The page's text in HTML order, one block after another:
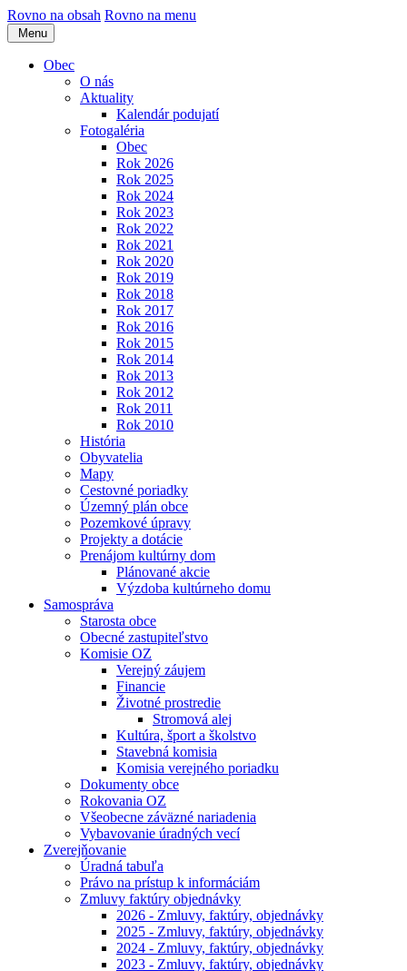
Rovno na obsah Rovno na menu
Menu
Obec
O nás
Aktuality
Kalendár podujatí
Fotogaléria
Obec
Rok 2026
Rok 2025
Rok 2024
Rok 2023
Rok 2022
Rok 2021
Rok 2020
Rok 2019
Rok 2018
Rok 2017
Rok 2016
Rok 2015
Rok 2014
Rok 2013
Rok 2012
Rok 2011
Rok 2010
História
Obyvatelia
Mapy
Cestovné poriadky
Územný plán obce
Pozemkové úpravy
Projekty a dotácie
Prenájom kultúrny dom
Plánované akcie
Výzdoba kultúrneho domu
Samospráva
Starosta obce
Obecné zastupiteľstvo
Komisie OZ
Verejný záujem
Financie
Životné prostredie
Stromová alej
Kultúra, šport a školstvo
Stavebná komisia
Komisia verejného poriadku
Dokumenty obce
Rokovania OZ
Všeobecne záväzné nariadenia
Vybavovanie úradných vecí
Zverejňovanie
Úradná tabuľa
Právo na prístup k informáciám
Zmluvy faktúry objednávky
2026 - Zmluvy, faktúry, objednávky
2025 - Zmluvy, faktúry, objednávky
2024 - Zmluvy, faktúry, objednávky
2023 - Zmluvy, faktúry, objednávky